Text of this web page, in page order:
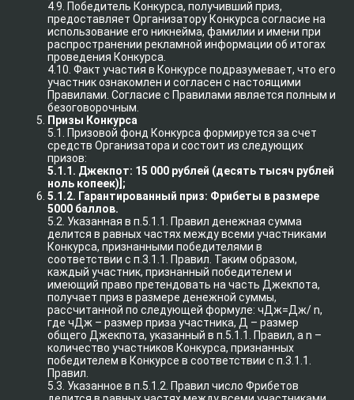
4.9. Победитель Конкурса, получивший приз,
предоставляет Организатору Конкурса согласие на
использование его никнейма, фамилии и имени при
распространении рекламной информации об итогах
проведения Конкурса.
4.10. Факт участия в Конкурсе подразумевает, что его
участник ознакомлен и согласен с настоящими
Правилами. Согласие с Правилами является полным и
безоговорочным.
Призы Конкурса
5.1. Призовой фонд Конкурса формируется за счет
средств Организатора и состоит из следующих
призов:
5.1.1. Джекпот: 15 000 рублей (десять тысяч рублей
ноль копеек)];
5.1.2. Гарантированный приз: Фрибеты в размере
5000 баллов.
5.2. Указанная в п.5.1.1. Правил денежная сумма
делится в равных частях между всеми участниками
Конкурса, признанными победителями в
соответствии с п.3.1.1. Правил. Таким образом,
каждый участник, признанный победителем и
имеющий право претендовать на часть Джекпота,
получает приз в размере денежной суммы,
рассчитанной по следующей формуле: чДж=Дж/ n,
где чДж – размер приза участника, Д – размер
общего Джекпота, указанный в п.5.1.1. Правил, а n –
количество участников Конкурса, признанных
победителем в Конкурсе в соответствии с п.3.1.1.
Правил.
5.3. Указанное в п.5.1.2. Правил число Фрибетов